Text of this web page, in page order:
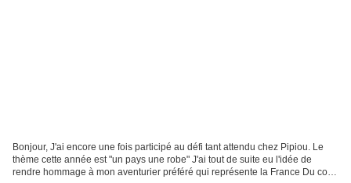
Bonjour, J'ai encore une fois participé au défi tant attendu chez Pipiou. Le
thème cette année est "un pays une robe" J'ai tout de suite eu l'idée de
rendre hommage à mon aventurier préféré qui représente la France Du coup